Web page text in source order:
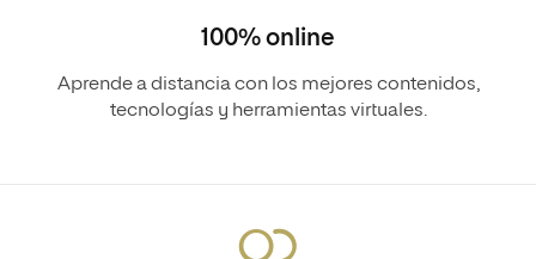
100% online
Aprende a distancia con los mejores contenidos,
tecnologías y herramientas virtuales.